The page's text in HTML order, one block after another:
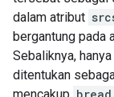
dalam atribut
bergantung pada
Sebaliknya,
ditentukan